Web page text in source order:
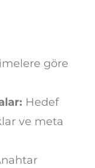
göre
Hedef
ve meta